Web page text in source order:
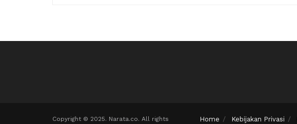
Home Kebijakan Privasi
Copyright © 2025. Narata.co. All rights